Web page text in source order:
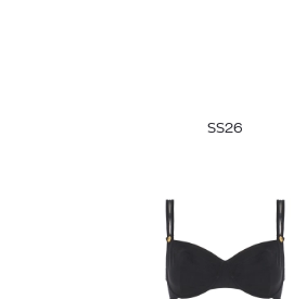
SS26